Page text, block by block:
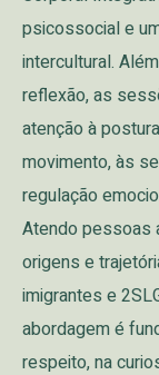
psicossocial e
intercultural.
reflexão, as
atenção à
movimento, às
regulação
Atendo pessoas
origens e
imigrantes e
abordagem é
respeito, na